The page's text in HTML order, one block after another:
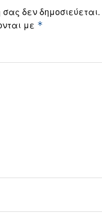
σας δεν δημοσιεύεται.
με *